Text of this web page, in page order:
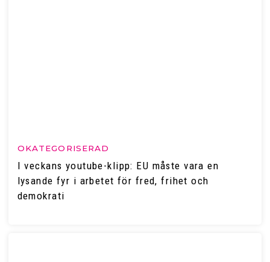
OKATEGORISERAD
I veckans youtube-klipp: EU måste vara en
lysande fyr i arbetet för fred, frihet och
demokrati